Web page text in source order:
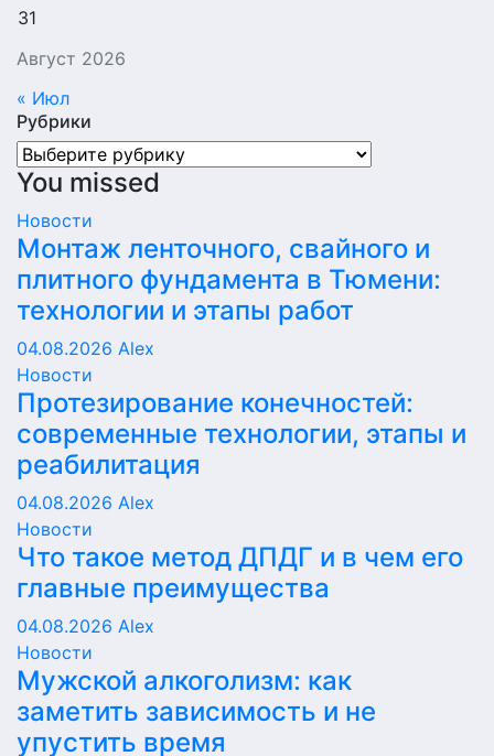
Август 2026
31
« Июл
Рубрики
Рубрики
You missed
Новости
Монтаж ленточного, свайного и
плитного фундамента в Тюмени:
технологии и этапы работ
04.08.2026 Alex
Новости
Протезирование конечностей:
современные технологии, этапы и
реабилитация
04.08.2026 Alex
Новости
Что такое метод ДПДГ и в чем его
главные преимущества
04.08.2026 Alex
Новости
Мужской алкоголизм: как
заметить зависимость и не
упустить время